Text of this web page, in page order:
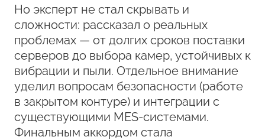
Но эксперт не стал скрывать и
сложности: рассказал о реальных
проблемах — от долгих сроков поставки
серверов до выбора камер, устойчивых к
вибрации и пыли. Отдельное внимание
уделил вопросам безопасности (работе
в закрытом контуре) и интеграции с
существующими MES‑системами.
Финальным аккордом стала